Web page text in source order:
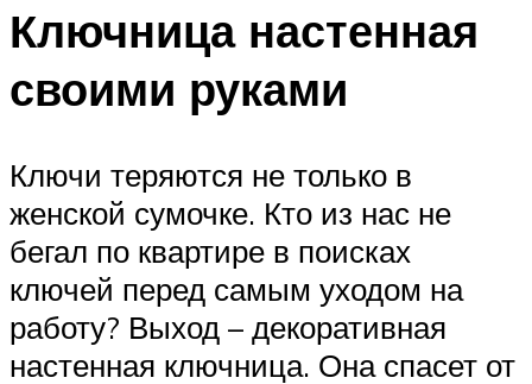
Ключница настенная
своими руками
Ключи теряются не только в
женской сумочке. Кто из нас не
бегал по квартире в поисках
ключей перед самым уходом на
работу? Выход – декоративная
настенная ключница. Она спасет от